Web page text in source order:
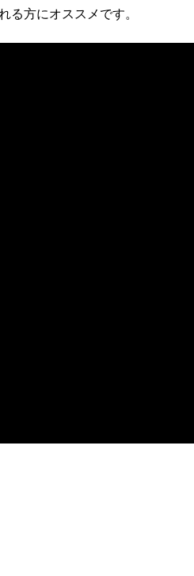
る方にオススメです。